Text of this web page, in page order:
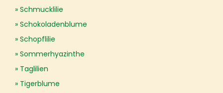
Schmucklilie
Schokoladenblume
Schopflilie
Sommerhyazinthe
Taglilien
Tigerblume